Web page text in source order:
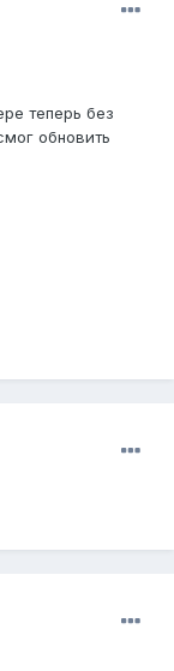
теперь без
обновить